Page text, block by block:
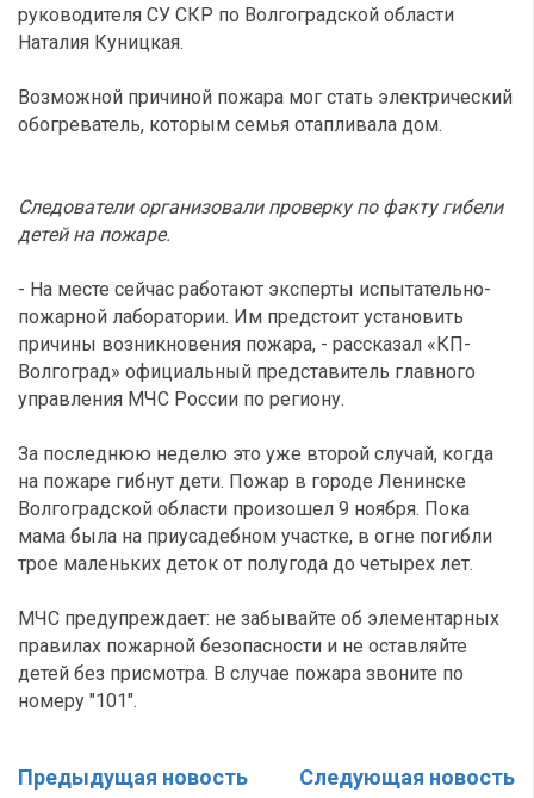
руководителя СУ СКР по Волгоградской области
Наталия Куницкая.
Возможной причиной пожара мог стать электрический
обогреватель, которым семья отапливала дом.
Следователи организовали проверку по факту гибели
детей на пожаре.
- На месте сейчас работают эксперты испытательно-
пожарной лаборатории. Им предстоит установить
причины возникновения пожара, - рассказал «КП-
Волгоград» официальный представитель главного
управления МЧС России по региону.
За последнюю неделю это уже второй случай, когда
на пожаре гибнут дети. Пожар в городе Ленинске
Волгоградской области произошел 9 ноября. Пока
мама была на приусадебном участке, в огне погибли
трое маленьких деток от полугода до четырех лет.
МЧС предупреждает: не забывайте об элементарных
правилах пожарной безопасности и не оставляйте
детей без присмотра. В случае пожара звоните по
номеру "101".
Предыдущая новость Следующая новость